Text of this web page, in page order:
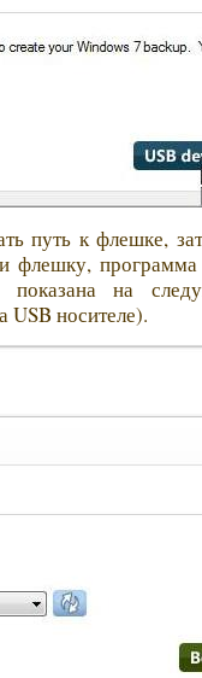
путь к флешке,
флешку,
показана на
USB носителе).